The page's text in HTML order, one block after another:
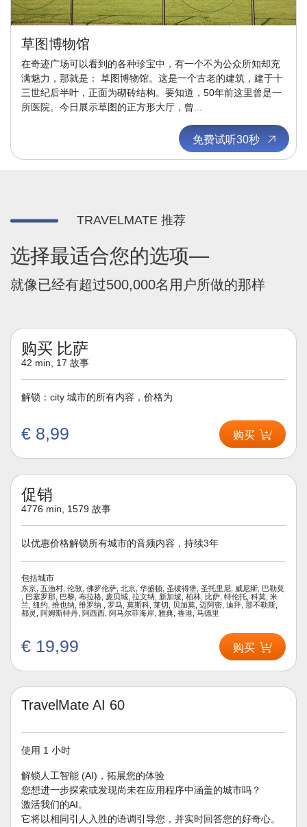
草图博物馆
在奇迹广场可以看到的各种珍宝中，有一个不为公众所知却充
满魅力，那就是： 草图博物馆。这是一个古老的建筑，建于十
三世纪后半叶，正面为砌砖结构。要知道，50年前这里曾是一
所医院。今日展示草图的正方形大厅，曾...
免费试听30秒
TRAVELMATE 推荐
选择最适合您的选项—
就像已经有超过500,000名用户所做的那样
购买 比萨
42 min, 17 故事
解锁：city 城市的所有内容，价格为
€ 8,99 购买
促销
4776 min, 1579 故事
以优惠价格解锁所有城市的音频内容，持续3年
包括城市
东京, 五渔村, 伦敦, 佛罗伦萨, 北京, 华盛顿, 圣彼得堡, 圣托里尼, 威尼斯, 巴勒莫
, 巴塞罗那, 巴黎, 布拉格, 庞贝城, 拉文纳, 新加坡, 柏林, 比萨, 特伦托, 科莫, 米
兰, 纽约, 维也纳, 维罗纳 , 罗马, 莫斯科, 莱切, 贝加莫, 迈阿密, 迪拜, 那不勒斯,
都灵, 阿姆斯特丹, 阿西西, 阿马尔菲海岸, 雅典, 香港, 马德里
€ 19,99 购买
TravelMate AI 60
使用 1 小时
解锁人工智能 (AI)，拓展您的体验
您想进一步探索或发现尚未在应用程序中涵盖的城市吗？
激活我们的AI。
它将以相同引人入胜的语调引导您，并实时回答您的好奇心。